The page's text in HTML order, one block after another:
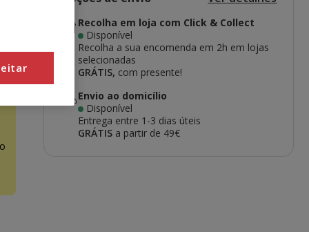
Recolha em loja com Click & Collect
Disponível
Recolha a sua encomenda em 2h em lojas
selecionadas
GRÁTIS, com presente!
Envio ao domicílio
Disponível
Entrega entre 1-3 dias úteis
GRÁTIS a partir de 49€